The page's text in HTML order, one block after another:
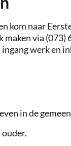
kom naar
maken via
werk en
in de